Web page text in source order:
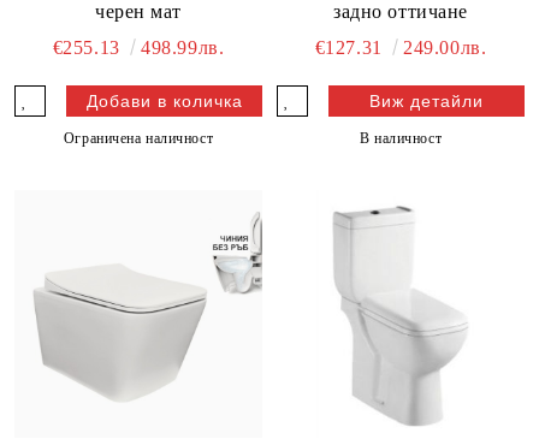
черен мат
€255.13
498.99лв.
Ограничена наличност
задно оттичане
€127.31
249.00лв.
Виж детайли
В наличност